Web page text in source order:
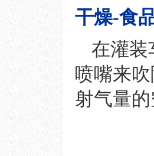
干燥-食
在灌装
喷嘴来
射气量